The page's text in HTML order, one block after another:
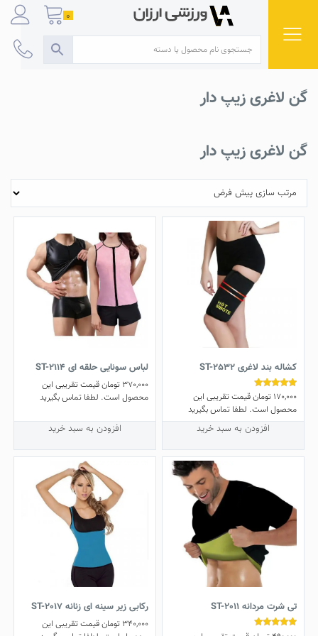
content
0
گن لاغری زیپ دار
گن لاغری زیپ دار
کشاله بند لاغری ST-2532
نمره
4.78
از 5
170,000 تومانقیمت تقریبی این
محصول است. لطفا تماس بگیرید
افزودن به سبد خرید
لباس سونایی حلقه ای ST-2114
370,000 تومانقیمت تقریبی این
محصول است. لطفا تماس بگیرید
افزودن به سبد خرید
تی شرت مردانه ST-2011
نمره
رکابی زیر سینه ای زنانه ST-2017
340,000 تومانقیمت تقریبی این